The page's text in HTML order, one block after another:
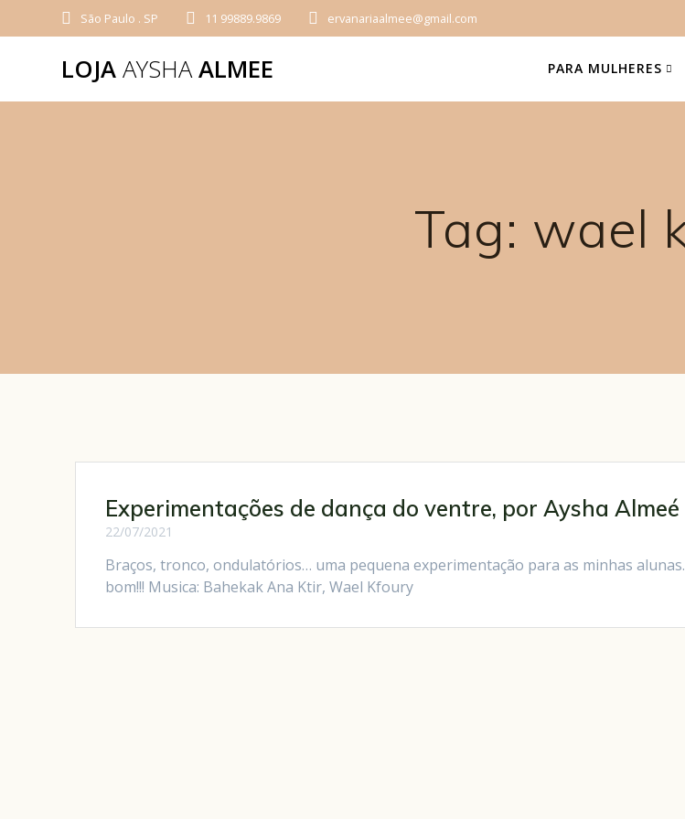
São Paulo . SP 11 99889.9869 ervanariaalmee@gmail.com
LOJA AYSHAALMEE PARA MULHERES
Tag: wael
Experimentações de dança do ventre, por Aysha Almeé
22/07/2021
Braços, tronco, ondulatórios… uma pequena experimentação para as minhas
bom!!! Musica: Bahekak Ana Ktir, Wael Kfoury